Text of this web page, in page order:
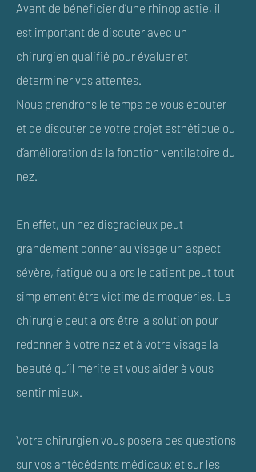
Avant de bénéficier d’une rhinoplastie, il
est important de discuter avec un
chirurgien qualifié pour évaluer et
déterminer vos attentes.
Nous prendrons le temps de vous écouter
et de discuter de votre projet esthétique ou
d’amélioration de la fonction ventilatoire du
nez.
En effet, un nez disgracieux peut
grandement donner au visage un aspect
sévère, fatigué ou alors le patient peut tout
simplement être victime de moqueries. La
chirurgie peut alors être la solution pour
redonner à votre nez et à votre visage la
beauté qu’il mérite et vous aider à vous
sentir mieux.
Votre chirurgien vous posera des questions
sur vos antécédents médicaux et sur les